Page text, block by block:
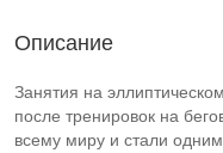
Описание
Занятия на
после тренировок на
всему миру и стали